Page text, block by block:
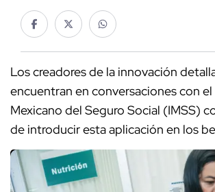
Los creadores de la innovación
encuentran en conversaciones con
Mexicano del Seguro Social (IMSS)
de introducir esta aplicación en los